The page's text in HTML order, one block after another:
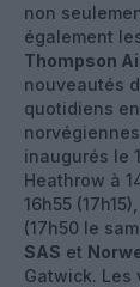
non
également
Thompson
nouveautés
quotidiens
inaugurés le 1
Heathrow à
16h55
(17h50 le
SAS et
Gatwick. Les